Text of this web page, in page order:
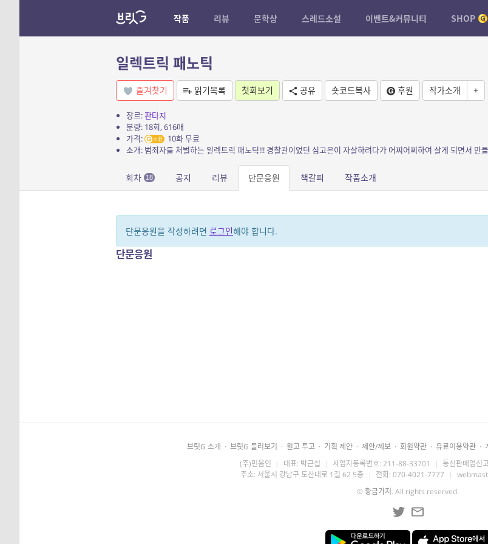
작품 리뷰 문학상 스레드소설 이벤트&커뮤니티 SHOP
일렉트릭 패노틱
즐겨찾기 읽기목록 첫회보기 공유 숏코드복사 후원 작가소개 +
장르:판타지
분량: 18회, 616매
가격:
8
10화 무료
회차 18 공지 리뷰 단문응원 책갈피 작품소개
단문응원을 작성하려면 로그인해야 합니다.
단문응원
브릿G 소개 · 브릿G 둘러보기 · 원고 투고 · 기획 제안 · 제안/제보 · 회원약관 · 유료이용약관 ·
(주)민음인 | 대표: 박근섭 | 사업자등록번호: 211-88-33701 | 통신판매업신
주소: 서울시 강남구 도산대로 1길 62 5층 | 전화: 070-4021-7777 |
©황금가지 . All rights reserved.